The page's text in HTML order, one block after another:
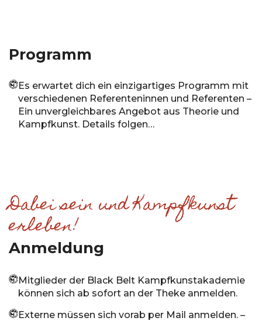
Programm
Es erwartet dich ein einzigartiges Programm mit
verschiedenen Referenteninnen und Referenten –
Ein unvergleichbares Angebot aus Theorie und
Kampfkunst. Details folgen…
Dabei sein und Kampfkunst
erleben!
Anmeldung
Mitglieder der Black Belt Kampfkunstakademie
können sich ab sofort an der Theke anmelden.
Externe müssen sich vorab per Mail anmelden. –